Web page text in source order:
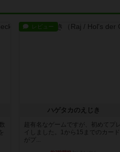
レビュー
ハゲタカのえじき
超有名なゲームですが、初めてプレ
イしました。1から15までのカード
がプ...